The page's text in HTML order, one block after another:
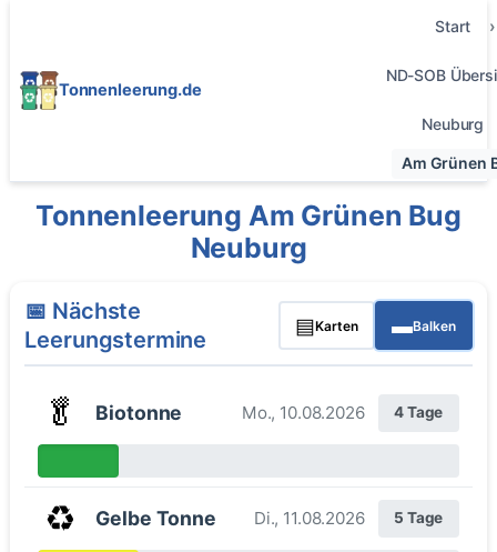
Tonnenleerung.de
Start
ND-SOB
Neuburg
Am Grünen
Tonnenleerung Am Grünen Bug
Neuburg
📅 Nächste
Leerungstermine
▤Karten ▬Balken
🥬 Biotonne Mo., 10.08.2026 4 Tage
♻️ Gelbe Tonne Di., 11.08.2026 5 Tage